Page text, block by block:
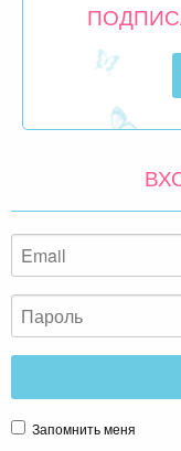
Запомнить меня